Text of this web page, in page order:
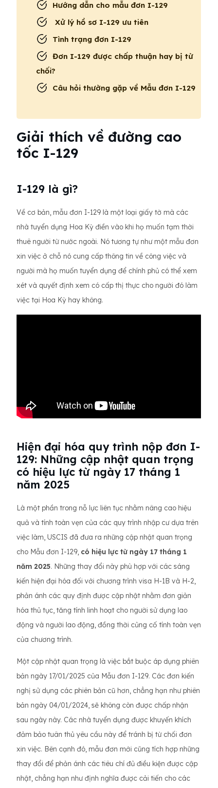
Hướng dẫn cho mẫu đơn I-129
Xử lý hồ sơ I-129 ưu tiên
Tình trạng đơn I-129
Đơn I-129 được chấp thuận hay bị từ
chối?
Câu hỏi thường gặp về Mẫu đơn I-129
Giải thích về đường cao
tốc I-129
I-129 là gì?
Về cơ bản, mẫu đơn I-129 là một loại giấy tờ mà các
nhà tuyển dụng Hoa Kỳ điền vào khi họ muốn tạm thời
thuê người từ nước ngoài. Nó tương tự như một mẫu đơn
xin việc ở chỗ nó cung cấp thông tin về công việc và
người mà họ muốn tuyển dụng để chính phủ có thể xem
xét và quyết định xem có cấp thị thực cho người đó làm
việc tại Hoa Kỳ hay không.
Hiện đại hóa quy trình nộp đơn I-
129: Những cập nhật quan trọng
có hiệu lực từ ngày 17 tháng 1
năm 2025
Là một phần trong nỗ lực liên tục nhằm nâng cao hiệu
quả và tính toàn vẹn của các quy trình nhập cư dựa trên
việc làm, USCIS đã đưa ra những cập nhật quan trọng
cho Mẫu đơn I-129, có hiệu lực từ ngày 17 tháng 1
năm 2025. Những thay đổi này phù hợp với các sáng
kiến ​​hiện đại hóa đối với chương trình visa H-1B và H-2,
phản ánh các quy định được cập nhật nhằm đơn giản
hóa thủ tục, tăng tính linh hoạt cho người sử dụng lao
động và người lao động, đồng thời củng cố tính toàn vẹn
của chương trình.
Một cập nhật quan trọng là việc bắt buộc áp dụng phiên
bản ngày 17/01/2025 của Mẫu đơn I-129. Các đơn kiến ​​
nghị sử dụng các phiên bản cũ hơn, chẳng hạn như phiên
bản ngày 04/01/2024, sẽ không còn được chấp nhận
sau ngày này. Các nhà tuyển dụng được khuyến khích
đảm bảo tuân thủ yêu cầu này để tránh bị từ chối đơn
xin việc. Bên cạnh đó, mẫu đơn mới cũng tích hợp những
thay đổi để phản ánh các tiêu chí đủ điều kiện được cập
nhật, chẳng hạn như định nghĩa được cải tiến cho các